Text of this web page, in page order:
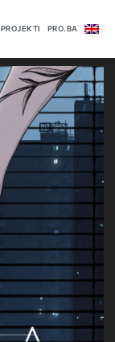
PROJEKTI PRO.BA